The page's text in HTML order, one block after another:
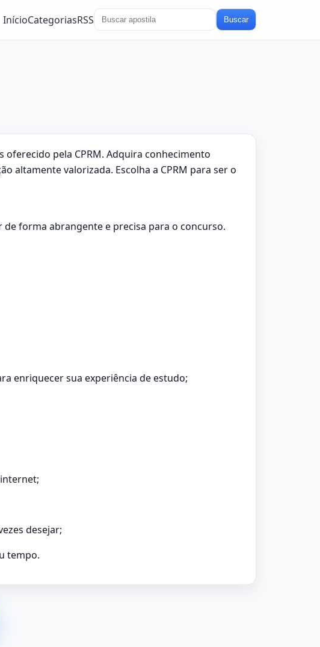
InícioCategoriasRSS Buscar
pela CPRM. Adquira conhecimento
altamente valorizada. Escolha a CPRM para ser o
de forma abrangente e precisa para o concurso.
enriquecer sua experiência de estudo;
desejar;
tempo.